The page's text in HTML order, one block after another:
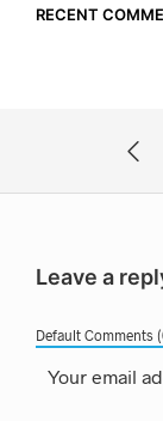
RECENT
Leave a
Default Comments
Your email